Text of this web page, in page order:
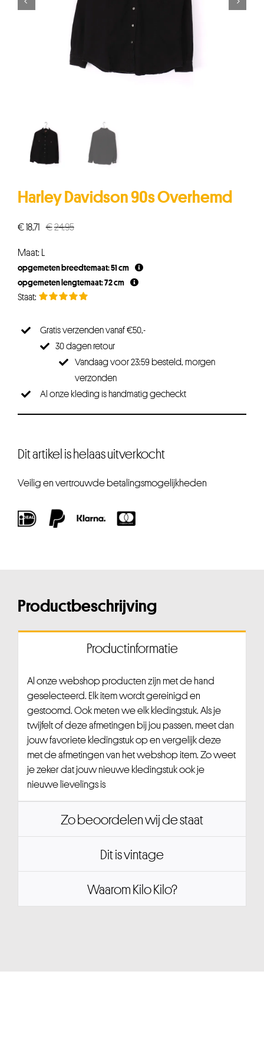
Harley Davidson 90s Overhemd
€24,95Oorspronkelijke
€24,95.
€18,71
Huidige
€18,71.
Maat: L
opgemeten breedtemaat: 51 cm
opgemeten lengtemaat: 72 cm
Gratis verzenden vanaf €50,-
30 dagen retour
Vandaag voor 23:59 besteld, morgen
verzonden
Al onze kleding is handmatig gecheckt
Dit artikel is helaas uitverkocht
Veilig en vertrouwde betalingsmogelijkheden
Productbeschrijving
Productinformatie
Al onze webshop producten zijn met de hand
geselecteerd. Elk item wordt gereinigd en
gestoomd. Ook meten we elk kledingstuk. Als je
twijfelt of deze afmetingen bij jou passen, meet dan
jouw favoriete kledingstuk op en vergelijk deze
met de afmetingen van het webshop item. Zo weet
je zeker dat jouw nieuwe kledingstuk ook je
nieuwe lievelings is
Zo beoordelen wij de staat
Dit is vintage
Waarom Kilo Kilo?